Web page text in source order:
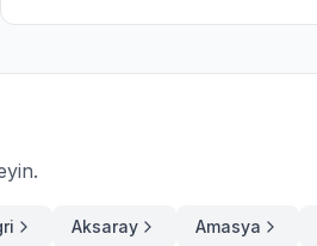
Aksaray Amasya